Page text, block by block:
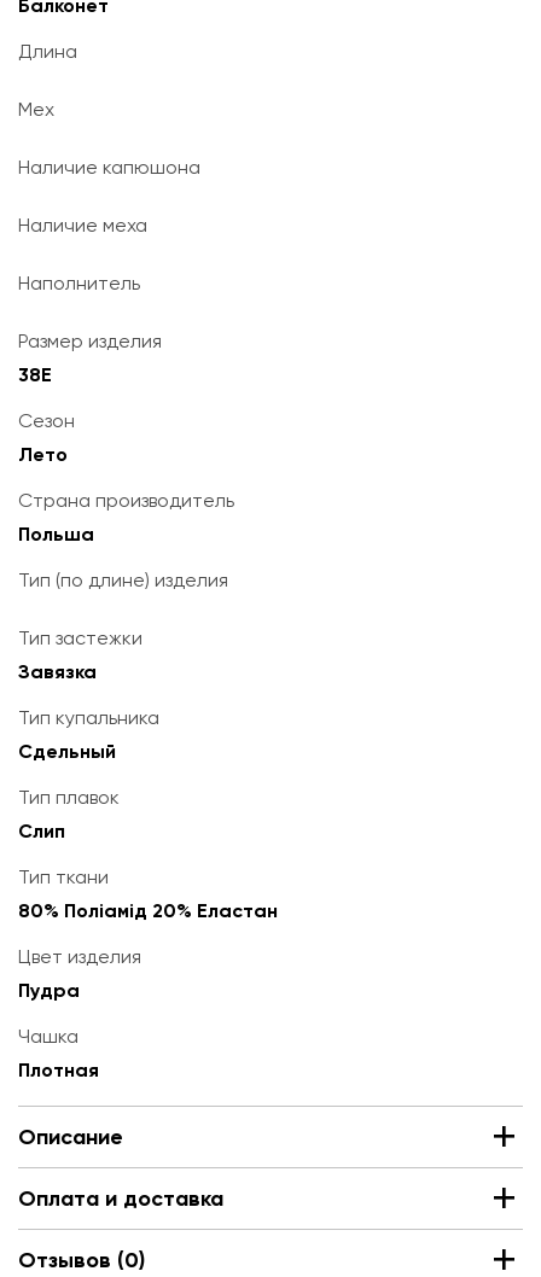
Балконет
Длина
Мех
Наличие капюшона
Наличие меха
Наполнитель
Размер изделия
38E
Сезон
Лето
Страна производитель
Польша
Тип (по длине) изделия
Тип застежки
Завязка
Тип купальника
Сдельный
Тип плавок
Слип
Тип ткани
80% Поліамід 20% Еластан
Цвет изделия
Пудра
Чашка
Плотная
Описание
Оплата и доставка
Отзывов (0)